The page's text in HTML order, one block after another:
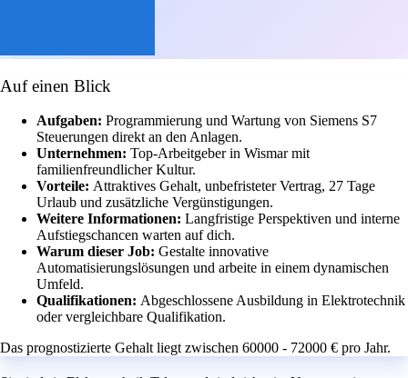
Auf einen Blick
Aufgaben: Programmierung und Wartung von Siemens S7
Steuerungen direkt an den Anlagen.
Unternehmen: Top-Arbeitgeber in Wismar mit
familienfreundlicher Kultur.
Vorteile: Attraktives Gehalt, unbefristeter Vertrag, 27 Tage
Urlaub und zusätzliche Vergünstigungen.
Weitere Informationen: Langfristige Perspektiven und interne
Aufstiegschancen warten auf dich.
Warum dieser Job: Gestalte innovative
Automatisierungslösungen und arbeite in einem dynamischen
Umfeld.
Qualifikationen: Abgeschlossene Ausbildung in Elektrotechnik
oder vergleichbare Qualifikation.
Das prognostizierte Gehalt liegt zwischen 60000 - 72000 € pro Jahr.